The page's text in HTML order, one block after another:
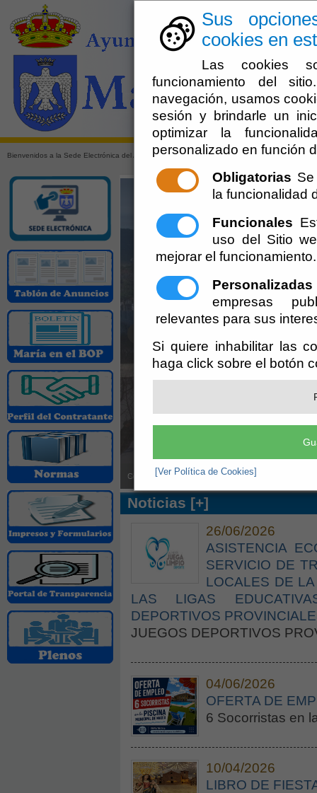
Sus
cookies en
Las cookies
funcionamiento del
navegación, usamos
sesión y brindarle un
optimizar la
personalizado en función
Obligatorias
la funcionalidad
Funcionales
uso del Sitio
mejorar el funcionamiento.
Personalizadas
empresas
relevantes para sus
Si quiere inhabilitar las
haga click sobre el botón
[Ver Política de Cookies]
El
Bienvenidos a la Sede Electrónica del Ayuntamiento de María (Almería)
Sierra de María nevada
Noticias [+]
26/06/2026
ASISTENCIA
SERVICIO DE
LOCALES DE
LAS LIGAS
DEPORTIVOS
JUEGOS DEPORTIVOS
04/06/2026
OFERTA DE
6 Socorristas en
10/04/2026
LIBRO DE